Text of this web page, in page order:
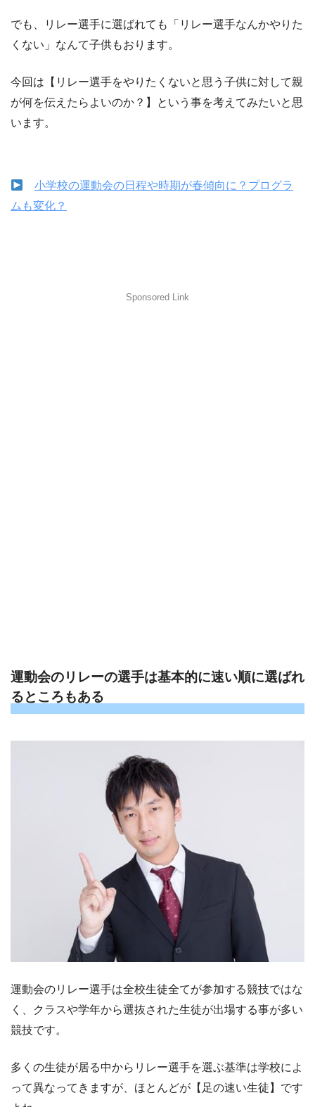
でも、リレー選手に選ばれても「リレー選手なんかやりた
くない」なんて子供もおります。
今回は【リレー選手をやりたくないと思う子供に対して親
が何を伝えたらよいのか？】という事を考えてみたいと思
います。
小学校の運動会の日程や時期が春傾向に？プログラ
ムも変化？
Sponsored Link
運動会のリレーの選手は基本的に速い順に選ばれ
るところもある
運動会のリレー選手は全校生徒全てが参加する競技ではな
く、クラスや学年から選抜された生徒が出場する事が多い
競技です。
多くの生徒が居る中からリレー選手を選ぶ基準は学校によ
って異なってきますが、ほとんどが【足の速い生徒】です